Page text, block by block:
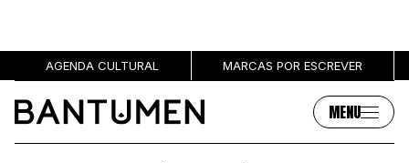
AGENDA CULTURAL MARCAS POR ESCREVER
MENU